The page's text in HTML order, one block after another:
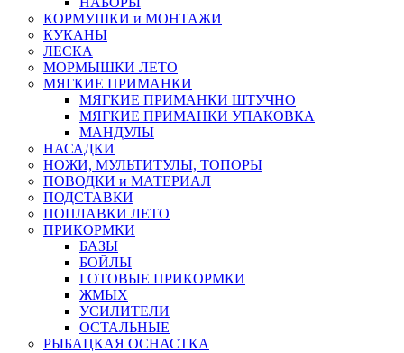
КОРМУШКИ и МОНТАЖИ
КУКАНЫ
ЛЕСКА
МОРМЫШКИ ЛЕТО
МЯГКИЕ ПРИМАНКИ
МЯГКИЕ ПРИМАНКИ ШТУЧНО
МЯГКИЕ ПРИМАНКИ УПАКОВКА
МАНДУЛЫ
НАСАДКИ
НОЖИ, МУЛЬТИТУЛЫ, ТОПОРЫ
ПОВОДКИ и МАТЕРИАЛ
ПОДСТАВКИ
ПОПЛАВКИ ЛЕТО
ПРИКОРМКИ
БАЗЫ
БОЙЛЫ
ГОТОВЫЕ ПРИКОРМКИ
ЖМЫХ
УСИЛИТЕЛИ
ОСТАЛЬНЫЕ
РЫБАЦКАЯ ОСНАСТКА